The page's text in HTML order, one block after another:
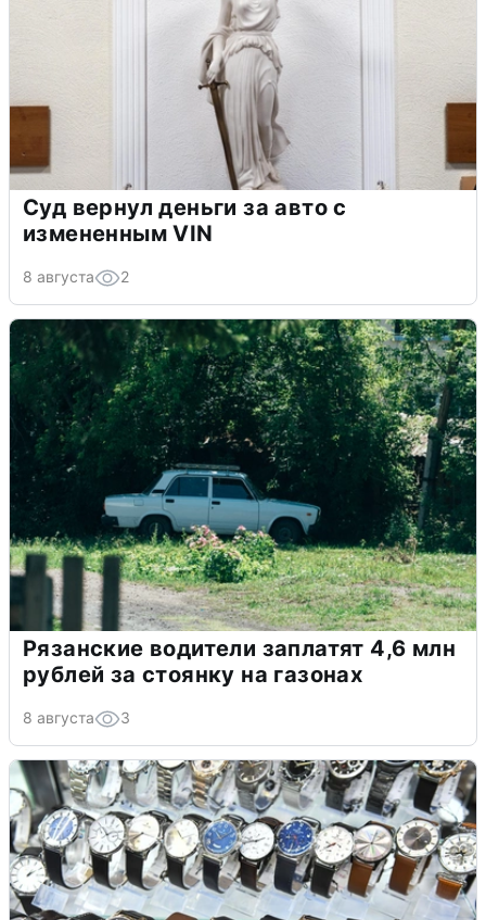
Суд вернул деньги за авто с
измененным VIN
8 августа 2
Рязанские водители заплатят 4,6 млн
рублей за стоянку на газонах
8 августа 3